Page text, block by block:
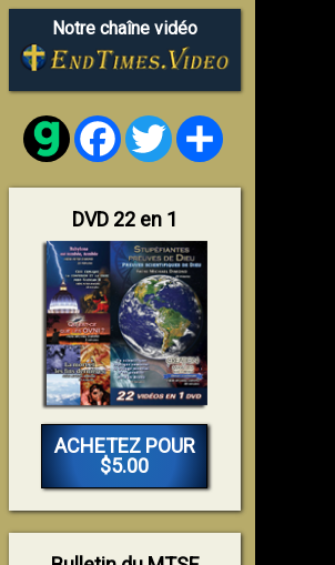
Notre chaîne vidéo
FacebookTwitter
DVD 22 en 1
ACHETEZ POUR
$5.00